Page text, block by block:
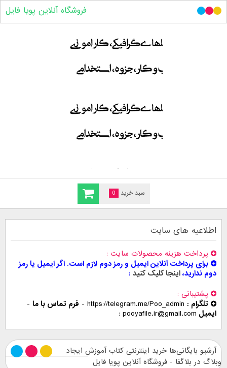
سبد خرید 0
فروشگاه آنلاین پویا فایل
اطلاعیه های سایت
پرداخت هزینه محصولات سایت
برای پرداخت آنلاین ایمیل و رمز دوم لازم است. اگر ایمیل یا رمز
دوم ندارید،اینجا کلیک کنید
پشتیبانی
تلگرام : https://telegram.me/Poo_admin
- فرم تماس با ما -
ایمیل pooyafile.ir@gmail.com
آرشیو بایگانی‌ها خرید اینترنتی کتاب آموزش ایجاد
وبلاگ در بلاگفا - فروشگاه آنلاین پویا فایل